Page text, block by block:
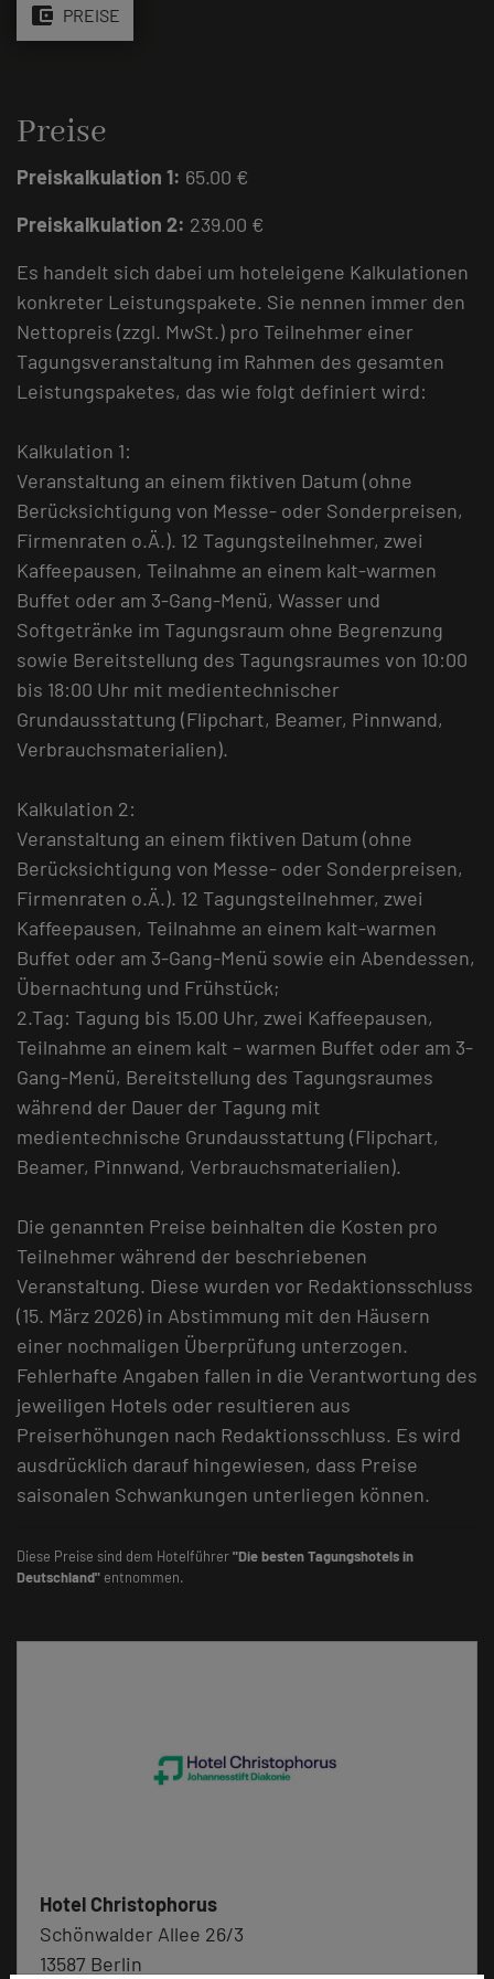
account_balance_wallet PREISE
Preise
Preiskalkulation 1: 65.00 €
Preiskalkulation 2: 239.00 €
Es handelt sich dabei um hoteleigene Kalkulationen
konkreter Leistungspakete. Sie nennen immer den
Nettopreis (zzgl. MwSt.) pro Teilnehmer einer
Tagungsveranstaltung im Rahmen des gesamten
Leistungspaketes, das wie folgt definiert wird:
Kalkulation 1:
Veranstaltung an einem fiktiven Datum (ohne
Berücksichtigung von Messe- oder Sonderpreisen,
Firmenraten o.Ä.). 12 Tagungsteilnehmer, zwei
Kaffeepausen, Teilnahme an einem kalt-warmen
Buffet oder am 3-Gang-Menü, Wasser und
Softgetränke im Tagungsraum ohne Begrenzung
sowie Bereitstellung des Tagungsraumes von 10:00
bis 18:00 Uhr mit medientechnischer
Grundausstattung (Flipchart, Beamer, Pinnwand,
Verbrauchsmaterialien).
Kalkulation 2:
Veranstaltung an einem fiktiven Datum (ohne
Berücksichtigung von Messe- oder Sonderpreisen,
Firmenraten o.Ä.). 12 Tagungsteilnehmer, zwei
Kaffeepausen, Teilnahme an einem kalt-warmen
Buffet oder am 3-Gang-Menü sowie ein Abendessen,
Übernachtung und Frühstück;
2.Tag: Tagung bis 15.00 Uhr, zwei Kaffeepausen,
Teilnahme an einem kalt – warmen Buffet oder am 3-
Gang-Menü, Bereitstellung des Tagungsraumes
während der Dauer der Tagung mit
medientechnische Grundausstattung (Flipchart,
Beamer, Pinnwand, Verbrauchsmaterialien).
Die genannten Preise beinhalten die Kosten pro
Teilnehmer während der beschriebenen
Veranstaltung. Diese wurden vor Redaktionsschluss
(15. März 2026) in Abstimmung mit den Häusern
einer nochmaligen Überprüfung unterzogen.
Fehlerhafte Angaben fallen in die Verantwortung des
jeweiligen Hotels oder resultieren aus
Preiserhöhungen nach Redaktionsschluss. Es wird
ausdrücklich darauf hingewiesen, dass Preise
saisonalen Schwankungen unterliegen können.
Diese Preise sind dem Hotelführer"Die besten Tagungshotels in
Deutschland" entnommen.
Hotel Christophorus
Schönwalder Allee 26/3
13587 Berlin